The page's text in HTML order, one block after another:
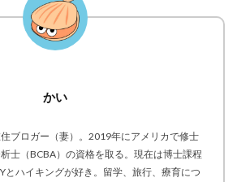
かい
ブロガー（妻）。2019年にアメリカで修士
士（BCBA）の資格を取る。現在は博士課程
とハイキングが好き。留学、旅行、療育につ